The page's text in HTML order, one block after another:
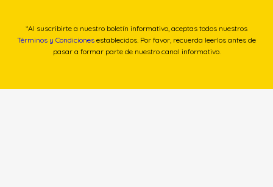
*Al suscribirte a nuestro boletín informativo, aceptas todos nuestros
Términos y Condiciones establecidos. Por favor, recuerda leerlos antes de
pasar a formar parte de nuestro canal informativo.